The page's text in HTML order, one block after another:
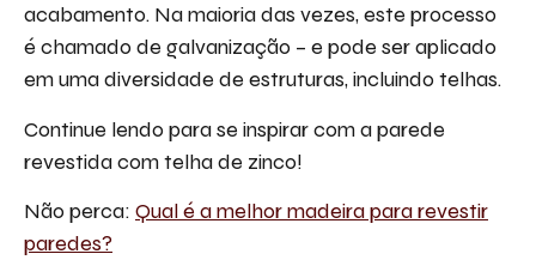
acabamento. Na maioria das vezes, este processo
é chamado de galvanização – e pode ser aplicado
em uma diversidade de estruturas, incluindo telhas.
Continue lendo para se inspirar com a parede
revestida com telha de zinco!
Não perca: Qual é a melhor madeira para revestir
paredes?